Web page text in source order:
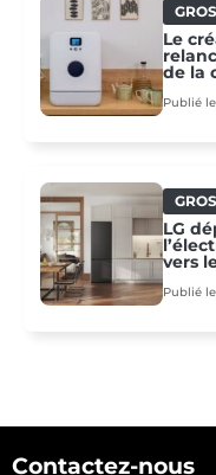
Le
de la
Publié
LG
vers
Publié
Contactez-nous